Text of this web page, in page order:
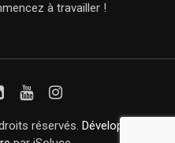
à travailler !
réservés. Développement